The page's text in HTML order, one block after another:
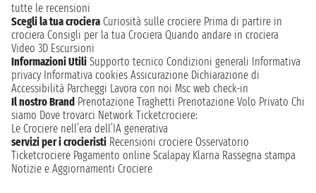
tutte le recensioni
Scegli la tua crociera Curiosità sulle crociere Prima di partire in
crociera Consigli per la tua Crociera Quando andare in crociera
Video 3D Escursioni
Informazioni Utili Supporto tecnico Condizioni generali Informativa
privacy Informativa cookies Assicurazione Dichiarazione di
Accessibilità Parcheggi Lavora con noi Msc web check-in
Il nostro Brand Prenotazione Traghetti Prenotazione Volo Privato Chi
siamo Dove trovarci Network Ticketcrociere:
Le Crociere nell’era dell’IA generativa
servizi per i crocieristi Recensioni crociere Osservatorio
Ticketcrociere Pagamento online Scalapay Klarna Rassegna stampa
Notizie e Aggiornamenti Crociere